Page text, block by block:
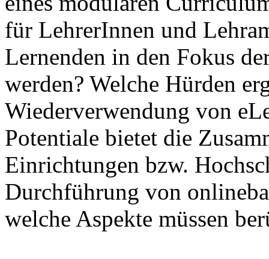
für LehrerInnen und
Lernenden in den Fokus
werden? Welche Hürden
Wiederverwendung von
Potentiale bietet die
Einrichtungen bzw.
Durchführung von
welche Aspekte müssen